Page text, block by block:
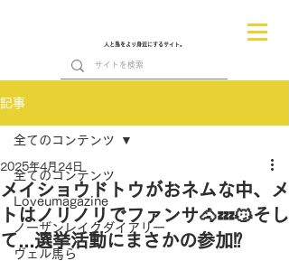
人と馬をより身近にするサイト。
記事
全てのコンテンツ
Loveumagazine
ノーザンレイクダイアリー
ヴェル馬ら
全てのコンテンツ
メイショウドトウがおネムな中、メ
トはノリノリでファンサ🐴💤😼そし
て...選挙活動にまさかの参加⁉️
2025年4月24日